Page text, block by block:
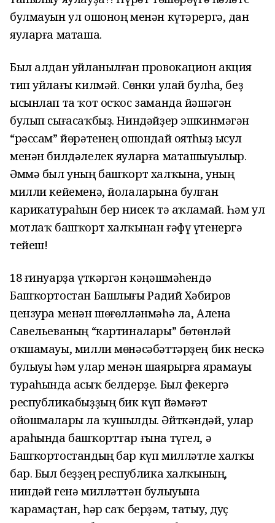
булмауын ул ошоноң менән күтәрергә, дан
яуларға маташа.
Был алдан уйланылған провокацион акция
тип уйлағы килмәй. Сөнки улай булһа, беҙ
ысынлап та ҡот осҡос заманда йәшәгән
булып сығасаҡбыҙ. Ниндәйҙер эшкинмәгән
“рәссам” йөрәтенең ошондай оятһыҙ ысул
менән билдәлелек яуларға маташыуылыр.
Әммә был уның башҡорт халҡына, уның
милли кейеменә, йолаларына булған
карикатураһын бер нисек тә аҡламай. Һәм ул
мотлаҡ башҡорт халҡынан ғәфү үтенергә
тейеш!
18 ғинуарҙа үткәргән кәңәшмәһендә
Башҡортостан Башлығы Радий Хәбиров
цензура менән шөғөлләнмәһә ла, Алена
Савельеваның “картиналары” бөтөнләй
оҡшамауы, милли мөнәсәбәттәрҙең бик нескә
булыуы һәм улар менән шаярырға ярамауы
тураһында асыҡ белдерҙе. Был фекергә
республикабыҙҙың бик күп йәмәғәт
ойошмалары ла ҡушылды. Әйткәндәй, улар
араһында башҡорттар ғына түгел, ә
Башҡортостандың бар күп милләтле халҡы
бар. Был беҙҙең республика халҡының,
ниндәй генә милләттән булыуына
ҡарамаҫтан, һәр саҡ берҙәм, татыу, дуҫ